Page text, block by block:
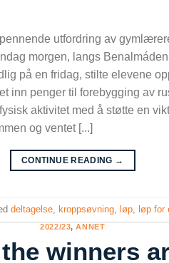
utfordring av
morgen, langs
på en fridag, stilte elevene
inn penger til forebygging av
aktivitet med å støtte en
og ventet [...]
CONTINUE READING →
deltagelse ,kroppsøvning ,løp ,løp for
2022/23,ANNET
winners